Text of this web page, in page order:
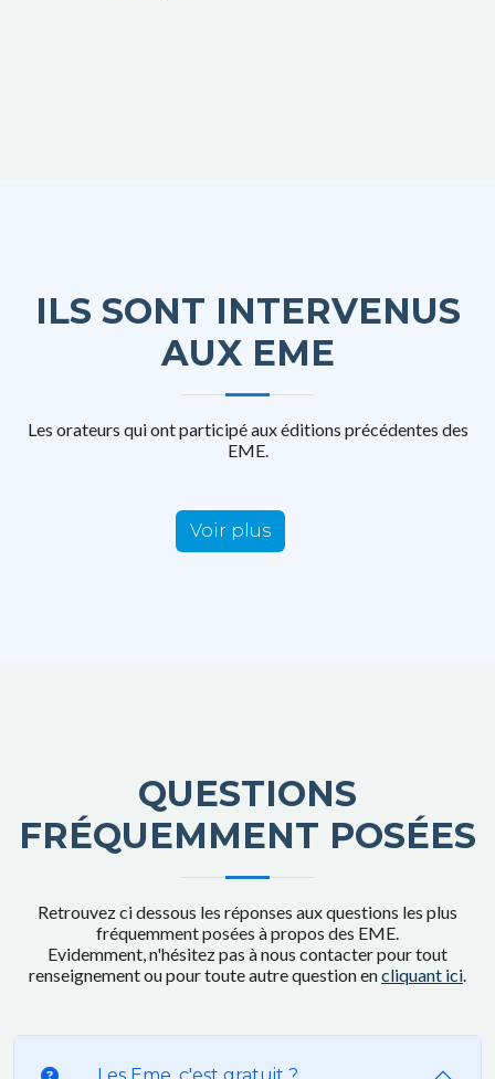
ILS SONT INTERVENUS
AUX EME
Les orateurs qui ont participé aux éditions précédentes des
EME.
Voir plus
QUESTIONS
FRÉQUEMMENT POSÉES
Retrouvez ci dessous les réponses aux questions les plus
fréquemment posées à propos des EME.
Evidemment, n'hésitez pas à nous contacter pour tout
renseignement ou pour toute autre question encliquant ici.